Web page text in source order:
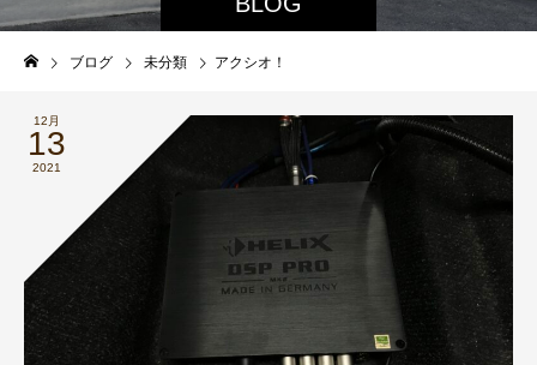
ブログ 未分類 アクシオ！
12月
13
2021